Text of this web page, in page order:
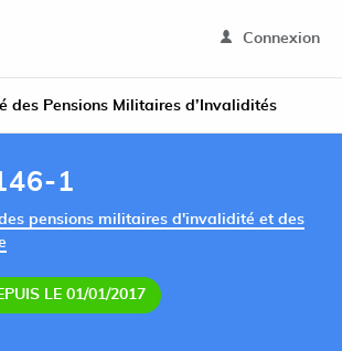
Connexion
des Pensions Militaires d’Invalidités
1
pensions militaires d'invalidité et des
LE 01/01/2017